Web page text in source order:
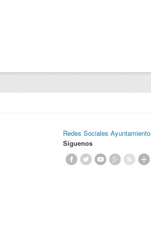
Redes Sociales Ayuntamiento
Síguenos